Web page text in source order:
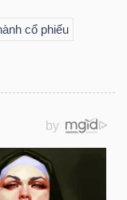
cổ phiếu